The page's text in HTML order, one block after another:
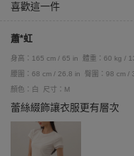
喜歡這一件
蕭*虹
身高：165 cm / 65 in 體重：60 kg /
腰圍：68 cm / 26.8 in
臀圍：98 cm /
顏色：白
尺寸：M
蕾絲綴飾讓衣服更有層次